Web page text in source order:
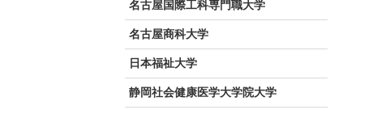
名古屋国際工科専門職大学
名古屋商科大学
日本福祉大学
静岡社会健康医学大学院大学